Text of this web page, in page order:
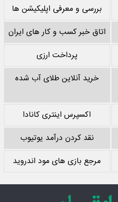
بررسی و معرفی اپلیکیشن ها
اتاق خبر کسب و کار های ایران
پرداخت ارزی
خرید آنلاین طلای آب شده
اکسپرس اینتری کانادا
نقد کردن درآمد یوتیوب
مرجع بازی های مود اندروید